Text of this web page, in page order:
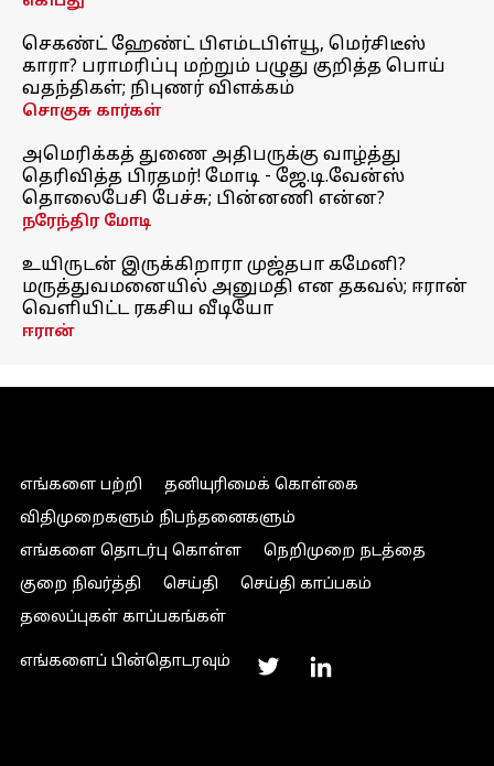
செகண்ட் ஹேண்ட் பிஎம்டபிள்யூ, மெர்சிடீஸ்
காரா? பராமரிப்பு மற்றும் பழுது குறித்த பொய்
வதந்திகள்; நிபுணர் விளக்கம்
சொகுசு கார்கள்
அமெரிக்கத் துணை அதிபருக்கு வாழ்த்து
தெரிவித்த பிரதமர்! மோடி - ஜே.டி.வேன்ஸ்
தொலைபேசி பேச்சு; பின்னணி என்ன?
நரேந்திர மோடி
உயிருடன் இருக்கிறாரா முஜ்தபா கமேனி?
மருத்துவமனையில் அனுமதி என தகவல்; ஈரான்
வெளியிட்ட ரகசிய வீடியோ
ஈரான்
எங்களை பற்றி
தனியுரிமைக் கொள்கை
விதிமுறைகளும் நிபந்தனைகளும்
எங்களை தொடர்பு கொள்ள
நெறிமுறை நடத்தை
குறை நிவர்த்தி
செய்தி
செய்தி காப்பகம்
தலைப்புகள் காப்பகங்கள்
எங்களைப் பின்தொடரவும்